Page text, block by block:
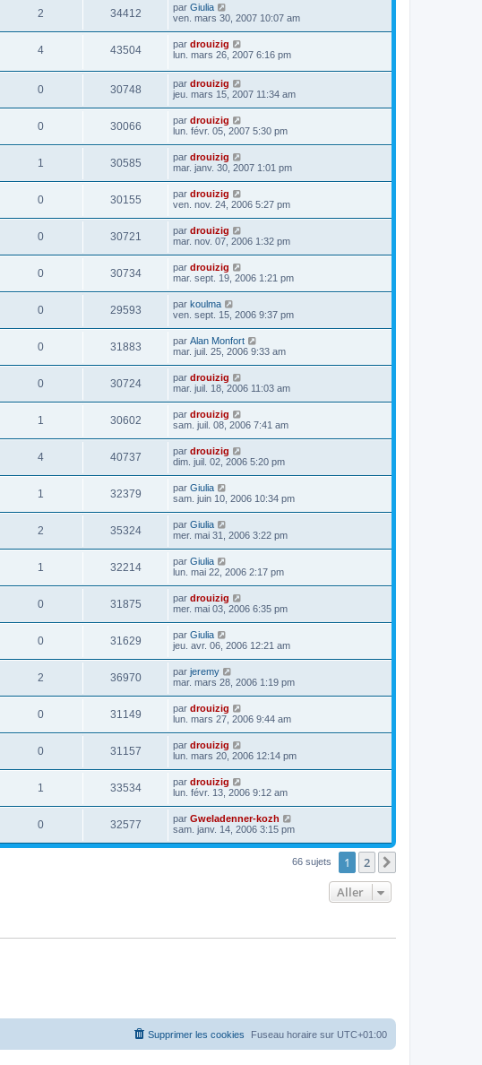
2 34412 par Giulia
ven. mars 30, 2007 10:07 am
4 43504 par drouizig
lun. mars 26, 2007 6:16 pm
0 30748 par drouizig
jeu. mars 15, 2007 11:34 am
0 30066 par drouizig
lun. févr. 05, 2007 5:30 pm
1 30585 par drouizig
mar. janv. 30, 2007 1:01 pm
0 30155 par drouizig
ven. nov. 24, 2006 5:27 pm
0 30721 par drouizig
mar. nov. 07, 2006 1:32 pm
0 30734 par drouizig
mar. sept. 19, 2006 1:21 pm
0 29593 par koulma
ven. sept. 15, 2006 9:37 pm
0 31883 par Alan Monfort
mar. juil. 25, 2006 9:33 am
0 30724 par drouizig
mar. juil. 18, 2006 11:03 am
1 30602 par drouizig
sam. juil. 08, 2006 7:41 am
4 40737 par drouizig
dim. juil. 02, 2006 5:20 pm
1 32379 par Giulia
sam. juin 10, 2006 10:34 pm
2 35324 par Giulia
mer. mai 31, 2006 3:22 pm
1 32214 par Giulia
lun. mai 22, 2006 2:17 pm
0 31875 par drouizig
mer. mai 03, 2006 6:35 pm
0 31629 par Giulia
jeu. avr. 06, 2006 12:21 am
2 36970 par jeremy
mar. mars 28, 2006 1:19 pm
0 31149 par drouizig
lun. mars 27, 2006 9:44 am
0 31157 par drouizig
lun. mars 20, 2006 12:14 pm
1 33534 par drouizig
lun. févr. 13, 2006 9:12 am
0 32577 par Gweladenner-kozh
sam. janv. 14, 2006 3:15 pm
66 sujets 1 2
Aller
Fuseau horaire sur UTC+01:00
Supprimer les cookies